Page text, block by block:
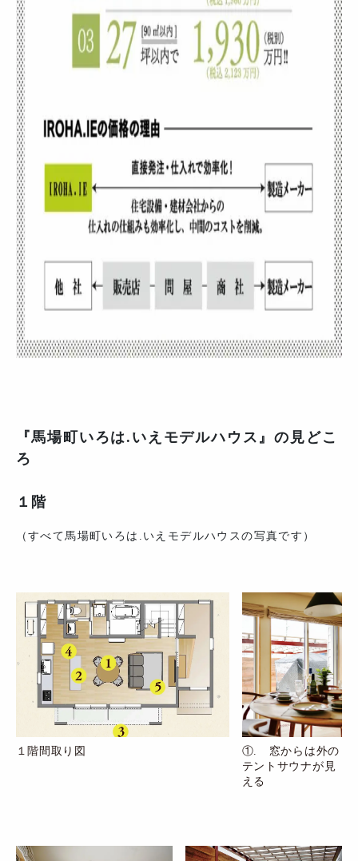
『馬場町いろは.いえモデルハウス』の見どこ
ろ
１階
（すべて馬場町いろは.いえモデルハウスの写真です）
１階間取り図
①. 窓からは外の
テントサウナが見
える